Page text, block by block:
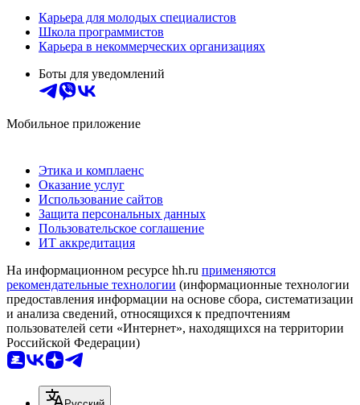
Карьера для молодых специалистов
Школа программистов
Карьера в некоммерческих организациях
Боты для уведомлений
Мобильное приложение
Этика и комплаенс
Оказание услуг
Использование сайтов
Защита персональных данных
Пользовательское соглашение
ИТ аккредитация
На информационном ресурсе hh.ru применяются
рекомендательные технологии (информационные технологии
предоставления информации на основе сбора, систематизации
и анализа сведений, относящихся к предпочтениям
пользователей сети «Интернет», находящихся на территории
Российской Федерации)